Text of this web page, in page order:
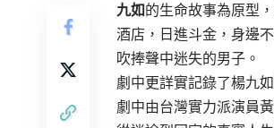
九如的生命故事為原型
酒店，日進斗金，身邊
吹捧聲中迷失的男子。
劇中更詳實記錄了楊九
劇中由台灣實力派演員